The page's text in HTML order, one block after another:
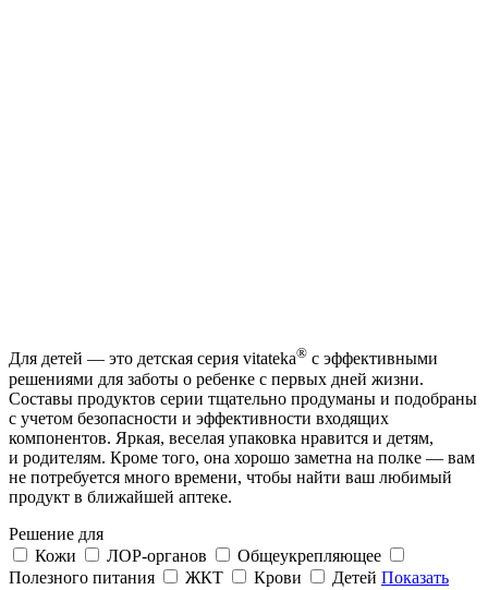
Для детей — это детская серия vitateka® с эффективными
решениями для заботы о ребенке с первых дней жизни.
Составы продуктов серии тщательно продуманы и подобраны
с учетом безопасности и эффективности входящих
компонентов. Яркая, веселая упаковка нравится и детям,
и родителям. Кроме того, она хорошо заметна на полке — вам
не потребуется много времени, чтобы найти ваш любимый
продукт в ближайшей аптеке.
Решение для
Кожи
ЛОР-органов
Общеукрепляющее
Полезного питания
ЖКТ Крови Детей Показать